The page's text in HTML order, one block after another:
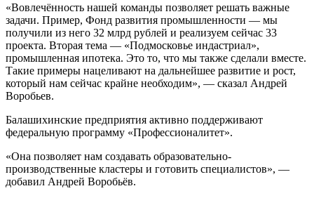
«Вовлечённость нашей команды позволяет решать важные
задачи. Пример, Фонд развития промышленности — мы
получили из него 32 млрд рублей и реализуем сейчас 33
проекта. Вторая тема — «Подмосковье индастриал»,
промышленная ипотека. Это то, что мы также сделали вместе.
Такие примеры нацеливают на дальнейшее развитие и рост,
который нам сейчас крайне необходим», — сказал Андрей
Воробьев.
Балашихинские предприятия активно поддерживают
федеральную программу «Профессионалитет».
«Она позволяет нам создавать образовательно-
производственные кластеры и готовить специалистов», —
добавил Андрей Воробьёв.